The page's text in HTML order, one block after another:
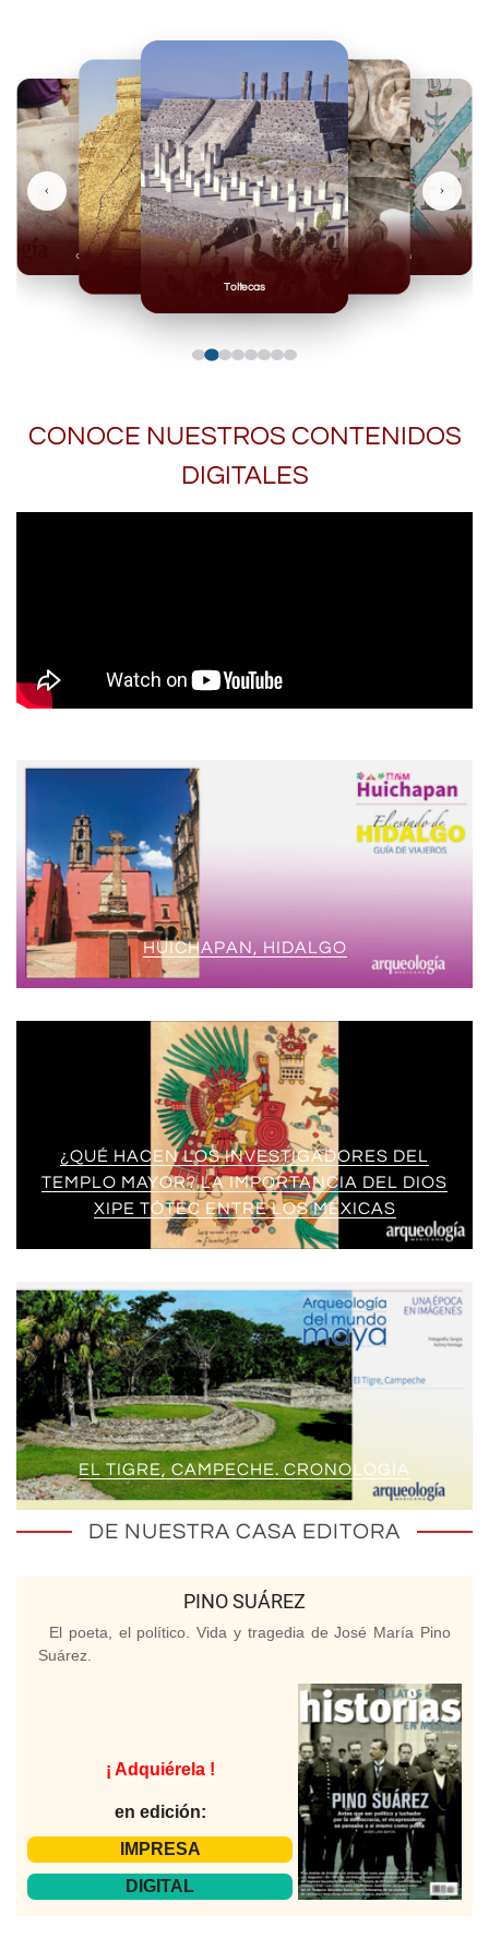
Toltecas
Mexicas
Olmecas
‹ ›
CONOCE NUESTROS CONTENIDOS
DIGITALES
HUICHAPAN, HIDALGO
¿QUÉ HACEN LOS INVESTIGADORES DEL
TEMPLO MAYOR? LA IMPORTANCIA DEL DIOS
XIPE TÓTEC ENTRE LOS MEXICAS
EL TIGRE, CAMPECHE. CRONOLOGÍA
DE NUESTRA CASA EDITORA
PINO SUÁREZ
El poeta, el político. Vida y tragedia de José María Pino
Suárez.
¡ Adquiérela !
en edición:
IMPRESA
DIGITAL